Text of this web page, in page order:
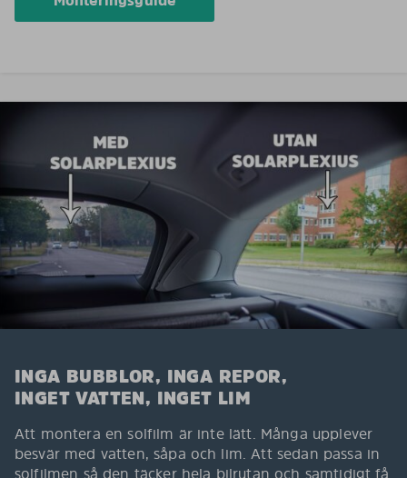
INGA BUBBLOR, INGA REPOR,
INGET VATTEN, INGET LIM
Att montera en solfilm är inte lätt. Många upplever
besvär med vatten, såpa och lim. Att sedan passa in
solfilmen så den täcker hela bilrutan och samtidigt få